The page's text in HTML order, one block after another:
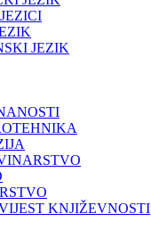
JEZIK
KNJIŽEVNOSTI